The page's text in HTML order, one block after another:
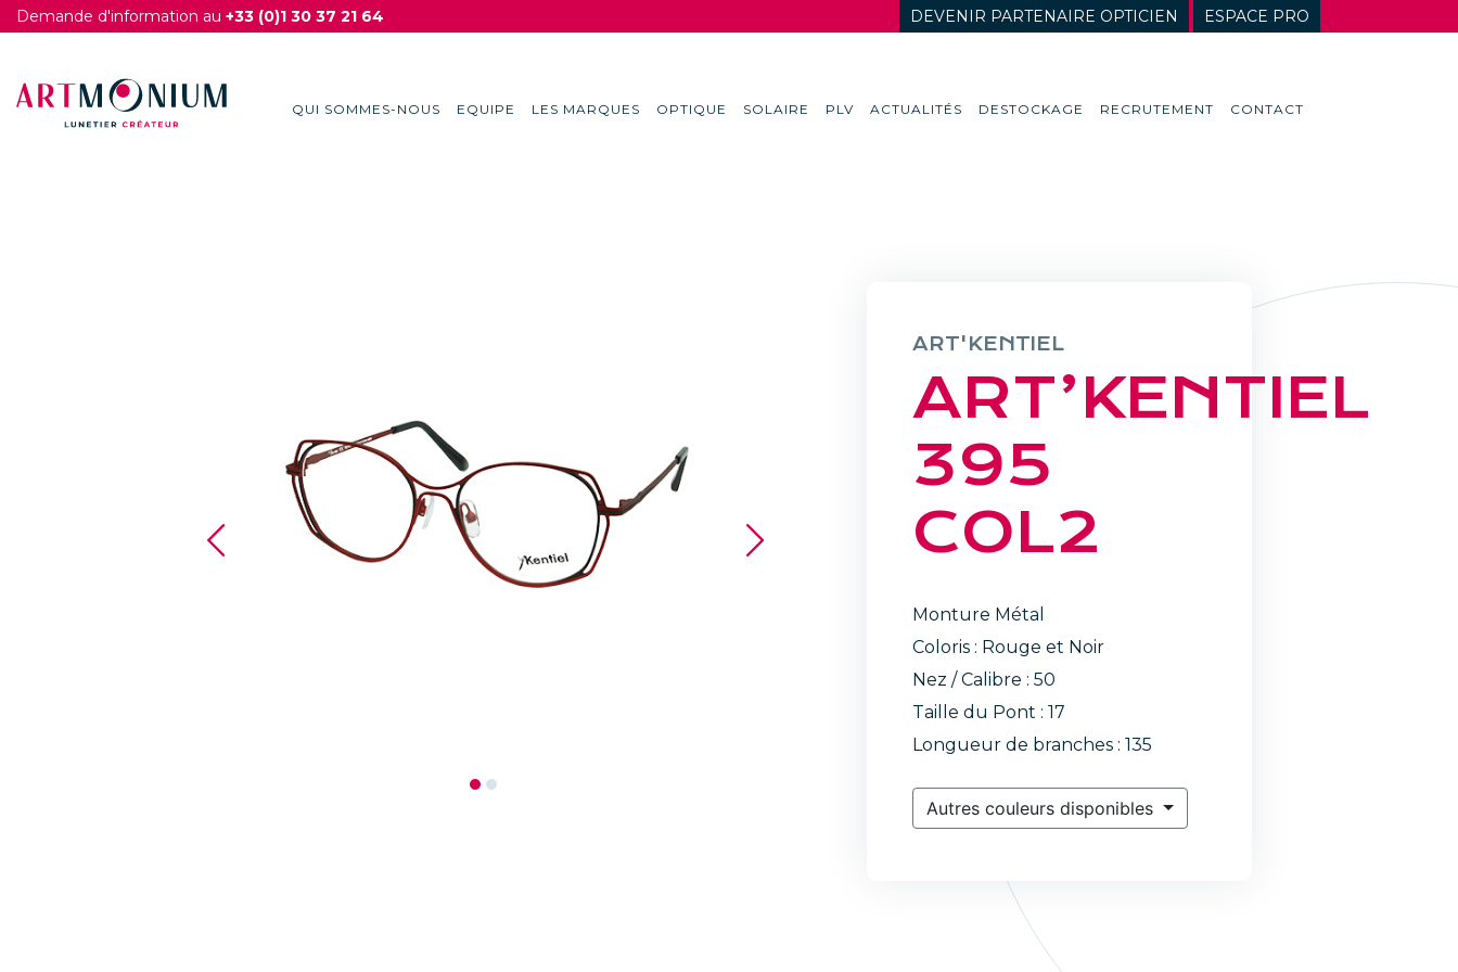
Demande d'information au +33 (0)1 30 37 21 64 DEVENIR PARTENAIRE OPTICIEN ESPACE PRO
QUI SOMMES-NOUS EQUIPE LES MARQUES OPTIQUE SOLAIRE PLV ACTUALITÉS DESTOCKAGE RECRUTEMENT CONTACT
ART'KENTIEL
ART’KENTIEL
395
COL2
Monture Métal
Coloris : Rouge et Noir
Nez / Calibre : 50
Taille du Pont : 17
Longueur de branches : 135
Autres couleurs disponibles